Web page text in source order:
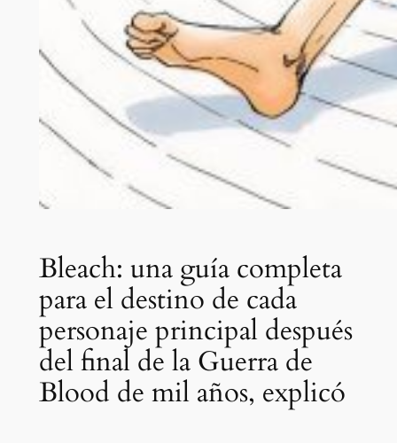
Bleach: una guía completa
para el destino de cada
personaje principal después
del final de la Guerra de
Blood de mil años, explicó